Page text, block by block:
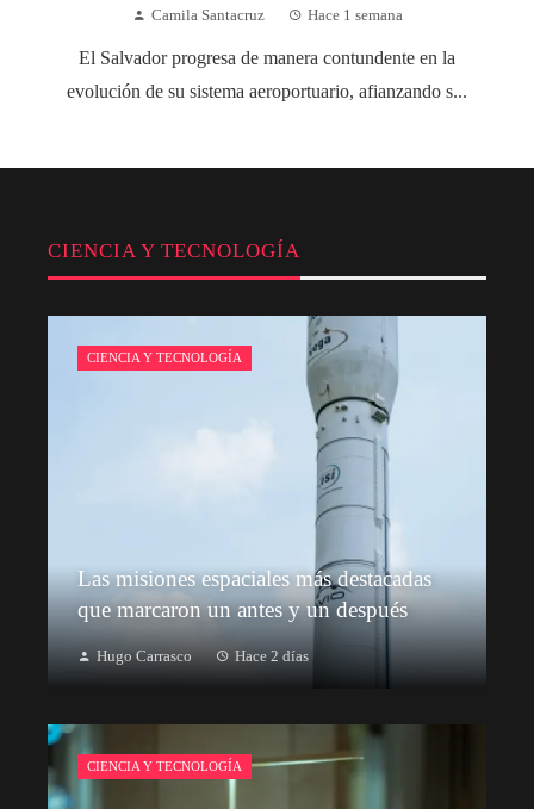
Camila Santacruz Hace 1 semana
El Salvador progresa de manera contundente en la
evolución de su sistema aeroportuario, afianzando s...
CIENCIA Y TECNOLOGÍA
CIENCIA Y TECNOLOGÍA
Las misiones espaciales más destacadas
que marcaron un antes y un después
Hugo Carrasco Hace 2 días
CIENCIA Y TECNOLOGÍA